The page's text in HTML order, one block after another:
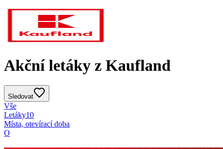
Akční letáky z Kaufland
Sledovat
Vše
Letáky10
Místa, otevírací doba
O